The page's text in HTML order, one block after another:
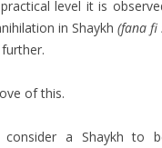
level it is
in Shaykh (fana fi
of this.
a Shaykh to